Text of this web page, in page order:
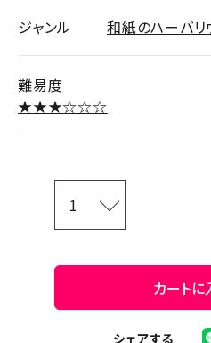
ジャンル 和紙のハーバリ
難易度
★★★☆☆☆
カートに
シェアする